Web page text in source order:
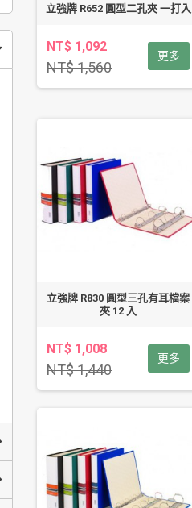
立強牌 R652 圓型二孔夾 一打入
NT$ 1,092
NT$ 1,560
更多
立強牌 R830 圓型三孔有耳檔案
夾 12 入
NT$ 1,008
NT$ 1,440
更多